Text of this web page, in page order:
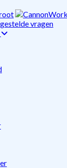
vragen